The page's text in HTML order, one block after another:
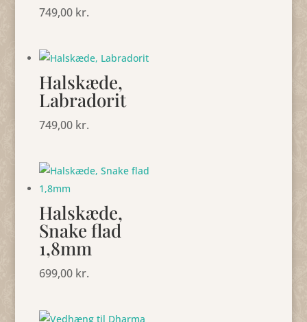
749,00 kr.
Halskæde,
Labradorit
749,00 kr.
Halskæde,
Snake flad
1,8mm
699,00 kr.